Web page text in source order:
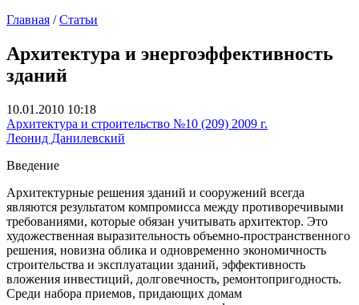
Главная / Статьи
Архитектура и энергоэффективность
зданий
10.01.2010 10:18
Архитектура и строительство №10 (209) 2009 г.
Леонид Данилевский
Введение
Архитектурные решения зданий и сооружений всегда
являются результатом компромисса между противоречивыми
требованиями, которые обязан учитывать архитектор. Это
художественная выразительность объемно-пространственного
решения, новизна облика и одновременно экономичность
строительства и эксплуатации зданий, эффективность
вложения инвестиций, долговечность, ремонтопригодность.
Среди набора приемов, придающих домам